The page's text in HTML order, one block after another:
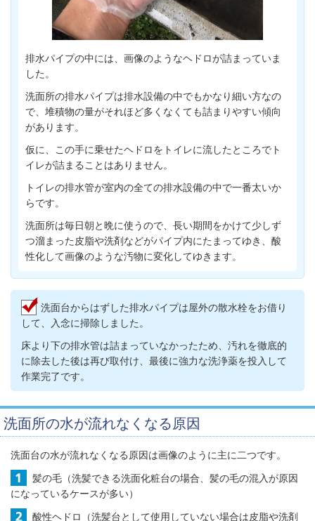
排水パイプの中には、画像のようなヘドロが詰まっていま
した。
洗面所の排水パイプは排水設備の中でもかなり細い方なの
で、堆積物の量がそれほど多くなくても詰まりやすい傾向
があります。
仮に、この手に乗せたヘドロをトイレに流したところでト
イレが詰まることはありません。
トイレの排水管が室内の全ての排水設備の中で一番太いか
らです。
洗面所は毎日朝と晩に使うので、長い期間をかけて少しず
つ溜まった皮脂や洗剤などがパイプ内にたまってゆき、酸
性化して画像のような汚物に変化してゆきます。
洗面台からはずした排水パイプは屋外の散水栓をお借り
して、入念に掃除しました。
床より下の排水管は詰まっていなかったため、 汚れを徹底的
に除去した後は再び取付け、最後に強力な洗浄薬を投入して
作業完了です。
洗面所の水が流れなくなる原因
洗面台の水が流れなくなる原因は画像のように主に二つです。
髪の毛（洗髪できる洗面化粧台の場合、髪の毛の混入が原因
になっているケースが多い）
酸性ヘドロ（洗髪台として使用していない場合は皮脂や洗剤